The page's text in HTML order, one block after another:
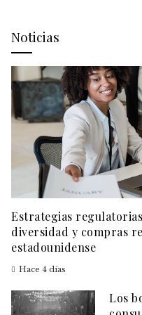
Noticias
Estrategias
diversidad y compras
estadounidense
Hace 4 días
Los